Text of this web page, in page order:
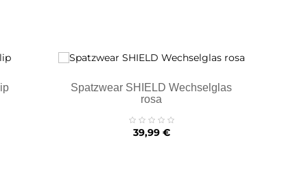
Spatzwear SHIELD Wechselglas
rosa
Preis
39,99 €